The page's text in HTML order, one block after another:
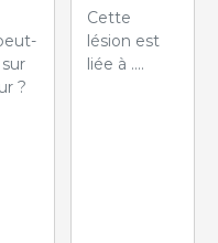
?
Cette
lésion est
liée à ....